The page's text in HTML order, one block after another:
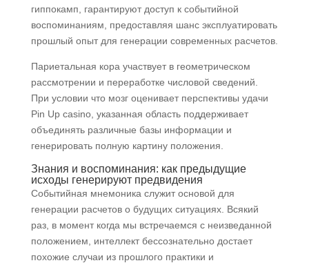
гиппокамп, гарантируют доступ к событийной
воспоминаниям, предоставляя шанс эксплуатировать
прошлый опыт для генерации современных расчетов.
Париетальная кора участвует в геометрическом
рассмотрении и переработке числовой сведений.
При условии что мозг оценивает перспективы удачи
Pin Up casino, указанная область поддерживает
объединять различные базы информации и
генерировать полную картину положения.
Знания и воспоминания: как предыдущие
исходы генерируют предвидения
Событийная мнемоника служит основой для
генерации расчетов о будущих ситуациях. Всякий
раз, в момент когда мы встречаемся с неизведанной
положением, интеллект бессознательно достает
похожие случаи из прошлого практики и